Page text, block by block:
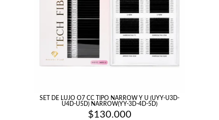
SET DE LUJO O7 CC TIPO NARROW Y U (UYY-U3D-
U4D-U5D) NARROW(YY-3D-4D-5D)
$130.000